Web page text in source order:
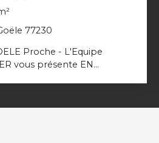
sol
77230
Proche - L'Equipe
vous présente EN